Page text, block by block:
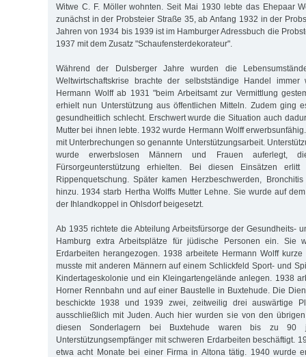
Witwe C. F. Möller wohnten. Seit Mai 1930 lebte das Ehepaar
zunächst in der Probsteier Straße 35, ab Anfang 1932 in der
Jahren von 1934 bis 1939 ist im Hamburger Adressbuch die
1937 mit dem Zusatz "Schaufensterdekorateur".
Während der Dulsberger Jahre wurden die
Weltwirtschaftskrise brachte der selbstständige Handel
Hermann Wolff ab 1931 "beim Arbeitsamt zur Vermittlung
erhielt nun Unterstützung aus öffentlichen Mitteln. Zudem ging
gesundheitlich schlecht. Erschwert wurde die Situation auch
Mutter bei ihnen lebte. 1932 wurde Hermann Wolff
mit Unterbrechungen so genannte Unterstützungsarbeit.
wurde erwerbslosen Männern und Frauen auferlegt,
Fürsorgeunterstützung erhielten. Bei diesen Einsätzen
Rippenquetschung. Später kamen Herzbeschwerden,
hinzu. 1934 starb Hertha Wolffs Mutter Lehne. Sie wurde auf
der Ihlandkoppel in Ohlsdorf beigesetzt.
Ab 1935 richtete die Abteilung Arbeitsfürsorge der Gesundheits-
Hamburg extra Arbeitsplätze für jüdische Personen ein. Sie
Erdarbeiten herangezogen. 1938 arbeitete Hermann Wolff
musste mit anderen Männern auf einem Schlickfeld Sport- und
Kindertageskolonie und ein Kleingartengelände anlegen. 1938
Horner Rennbahn und auf einer Baustelle in Buxtehude. Die
beschickte 1938 und 1939 zwei, zeitweilig drei auswärtige
ausschließlich mit Juden. Auch hier wurden sie von den
diesen Sonderlagern bei Buxtehude waren bis zu 90
Unterstützungsempfänger mit schweren Erdarbeiten beschäftigt.
etwa acht Monate bei einer Firma in Altona tätig. 1940 wurde